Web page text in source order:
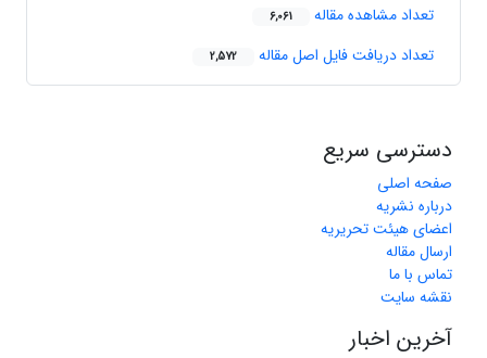
تعداد مشاهده مقاله 6,061
تعداد دریافت فایل اصل مقاله 2,572
دسترسی سریع
صفحه اصلی
درباره نشریه
اعضای هیئت تحریریه
ارسال مقاله
تماس با ما
نقشه سایت
آخرین اخبار